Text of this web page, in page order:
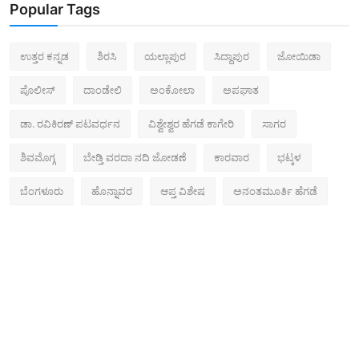
Popular Tags
ಉತ್ತರ ಕನ್ನಡ ಶಿರಸಿ ಯಲ್ಲಾಪುರ ಸಿದ್ದಾಪುರ ಜೋಯಿಡಾ
ಪೊಲೀಸ್‌ ದಾಂಡೇಲಿ ಅಂಕೋಲಾ ಅಪಘಾತ
ಡಾ. ರವಿಕಿರಣ್ ಪಟವರ್ಧನ ವಿಶ್ವೇಶ್ವರ ಹೆಗಡೆ ಕಾಗೇರಿ ಸಾಗರ
ಶಿವಮೊಗ್ಗ ಬೇಡ್ತಿ ವರದಾ ನದಿ ಜೋಡಣೆ ಕಾರವಾರ ಭಟ್ಕಳ
ಬೆಂಗಳೂರು ಹೊನ್ನಾವರ ಆಪ್ತ ವಿಶೇಷ ಅನಂತಮೂರ್ತಿ ಹೆಗಡೆ